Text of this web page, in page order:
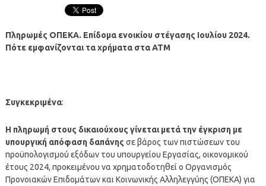
Πληρωμές ΟΠΕΚΑ. Επίδομα ενοικίου στέγασης Ιουλίου 2024.
Πότε εμφανίζονται τα χρήματα στα ΑΤΜ
Συγκεκριμένα:
Η πληρωμή στους δικαιούχους γίνεται μετά την έγκριση με
υπουργική απόφαση δαπάνης σε βάρος των πιστώσεων του
προϋπολογισμού εξόδων του υπουργείου Εργασίας, οικονομικού
έτους 2024, προκειμένου να χρηματοδοτηθεί ο Οργανισμός
Προνοιακών Επιδομάτων και Κοινωνικής Αλληλεγγύης (ΟΠΕΚΑ) για